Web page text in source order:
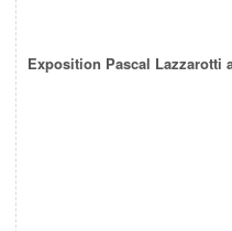
Exposition Pascal Lazzarotti